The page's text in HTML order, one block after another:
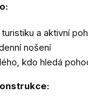
a aktivní
nošení
kdo hledá